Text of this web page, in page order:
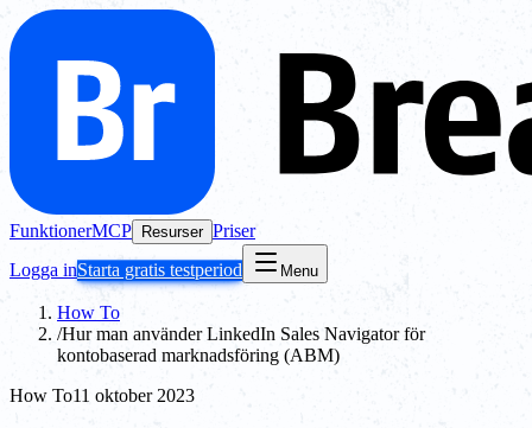
FunktionerMCP Resurser Priser
Logga inStarta gratis testperiod Menu
How To
/Hur man använder LinkedIn Sales Navigator för
kontobaserad marknadsföring (ABM)
How To11 oktober 2023